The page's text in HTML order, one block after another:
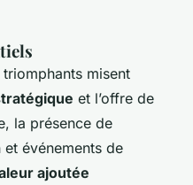
misent
et l’offre de
la présence de
événements de
ajoutée